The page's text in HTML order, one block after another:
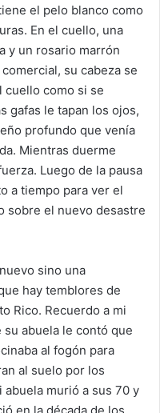
el pelo blanco como
En el cuello, una
y un rosario marrón
su cabeza se
cuello como si se
gafas le tapan los ojos,
profundo que venía
Mientras duerme
Luego de la pausa
a tiempo para ver el
sobre el nuevo desastre
sino una
hay temblores de
Rico. Recuerdo a mi
abuela le contó que
al fogón para
al suelo por los
murió a sus 70 y